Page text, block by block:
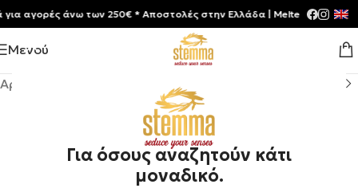
Για όσους αναζητούν κάτι
μοναδικό.
Μενού
Αρχική σελίδα Αρώματα
αγορές άνω των 250€ * Aποστολές στην Ελλάδα | Meltemia Exclusive